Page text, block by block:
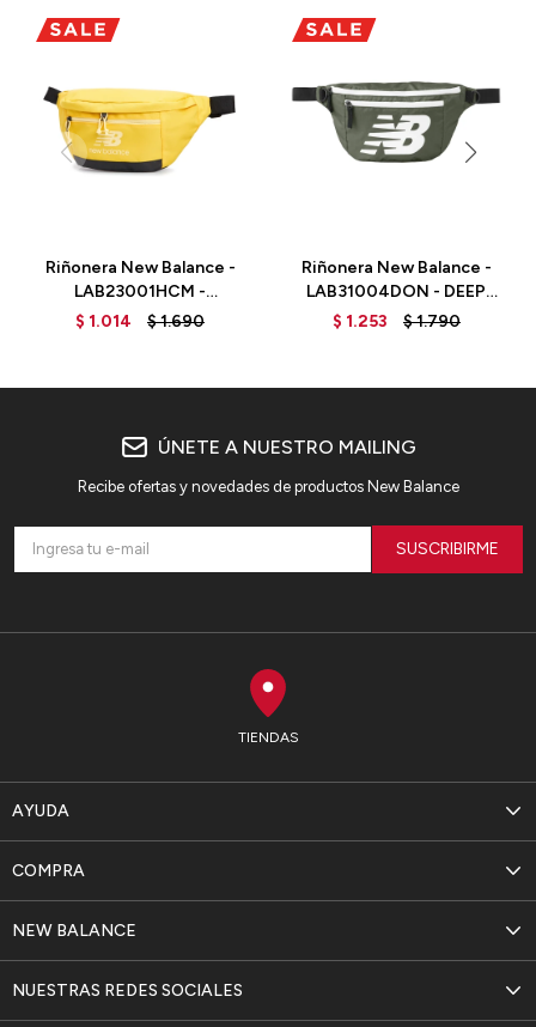
Riñonera New Balance -
LAB23001HCM -
HONEYCOMB
$ 1.014 $1.690
Riñonera New Balance -
LAB31004DON - DEEP
OLIVE GREEN
$ 1.253 $1.790
TIENDAS
AYUDA
NEW BALANCE
COMPRA
NUESTRAS REDES SOCIALES
ÚNETE A NUESTRO MAILING
Recibe ofertas y novedades de productos New Balance
SUSCRIBIRME